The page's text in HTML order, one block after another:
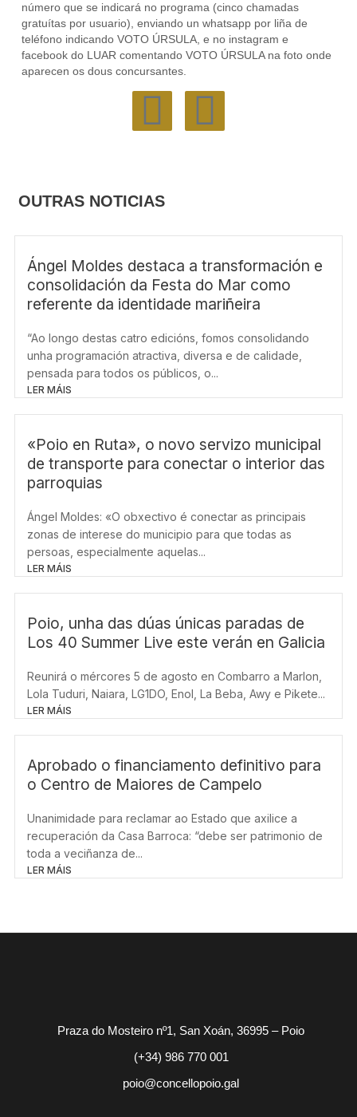
número que se indicará no programa (cinco chamadas
gratuítas por usuario), enviando un whatsapp por liña de
teléfono indicando VOTO ÚRSULA, e no instagram e
facebook do LUAR comentando VOTO ÚRSULA na foto onde
aparecen os dous concursantes.
F
c
e
b
o
o
k
I
t
a
g
r
a
m
OUTRAS NOTICIAS
Ángel Moldes destaca a transformación e
consolidación da Festa do Mar como
referente da identidade mariñeira
“Ao longo destas catro edicións, fomos consolidando
unha programación atractiva, diversa e de calidade,
pensada para todos os públicos, o...
LER MÁIS
«Poio en Ruta», o novo servizo municipal
de transporte para conectar o interior das
parroquias
Ángel Moldes: «O obxectivo é conectar as principais
zonas de interese do municipio para que todas as
persoas, especialmente aquelas...
LER MÁIS
Poio, unha das dúas únicas paradas de
Los 40 Summer Live este verán en Galicia
Reunirá o mércores 5 de agosto en Combarro a Marlon,
Lola Tuduri, Naiara, LG1DO, Enol, La Beba, Awy e Pikete...
LER MÁIS
Aprobado o financiamento definitivo para
o Centro de Maiores de Campelo
Unanimidade para reclamar ao Estado que axilice a
recuperación da Casa Barroca: “debe ser patrimonio de
toda a veciñanza de...
LER MÁIS
Praza do Mosteiro nº1, San Xoán, 36995 – Poio
(+34) 986 770 001
poio@concellopoio.gal